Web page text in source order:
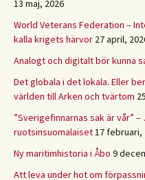
13 maj, 2026
World Veterans Federation –
kalla krigets härvor 27 april,
Analogt och digitalt bör kunna
Det globala i det lokala. Eller
världen till Arken och tvärtom
”Sverigefinnarnas sak är vår” –
ruotsinsuomalaiset17 februari,
Ny maritimhistoria i Åbo 9
Att leva under hot om